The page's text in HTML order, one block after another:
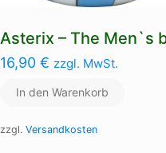
Asterix – The Men`s
16,90 € zzgl. MwSt.
In den Warenkorb
zzgl. Versandkosten